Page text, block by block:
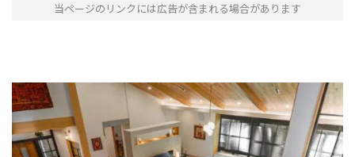
当ページのリンクには広告が含まれる場合があります